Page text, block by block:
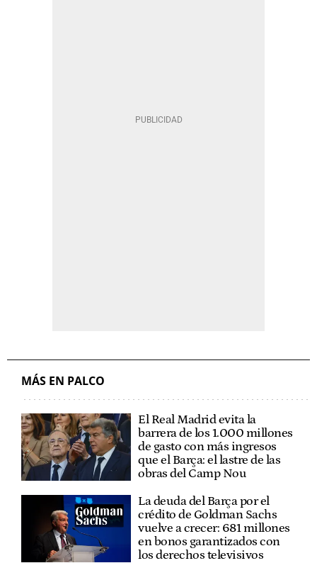
MÁS EN PALCO
El Real Madrid evita la
barrera de los 1.000 millones
de gasto con más ingresos
que el Barça: el lastre de las
obras del Camp Nou
La deuda del Barça por el
crédito de Goldman Sachs
vuelve a crecer: 681 millones
en bonos garantizados con
los derechos televisivos